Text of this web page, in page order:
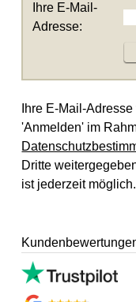
Ihre E-Mail-
Adresse:
Ihre E-Mail-
'Anmelden' im
Dritte
ist jederzeit möglich.